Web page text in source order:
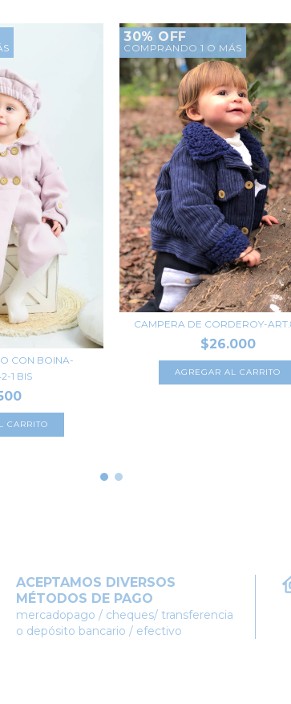
CON BOINA-
1 BIS
CARRITO
30% OFF
COMPRANDO 1 O MÁS
CAMPERA DE CORDEROY-
$26.000
AGREGAR AL CARRITO
ACEPTAMOS DIVERSOS
MÉTODOS DE PAGO
mercadopago / cheques/ transferencia
o depósito bancario / efectivo